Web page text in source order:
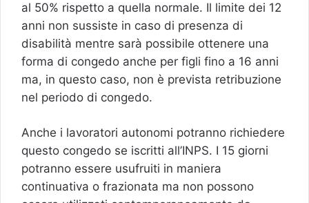
al 50% rispetto a quella normale. Il limite dei 12
anni non sussiste in caso di presenza di
disabilità mentre sarà possibile ottenere una
forma di congedo anche per figli fino a 16 anni
ma, in questo caso, non è prevista retribuzione
nel periodo di congedo.
Anche i lavoratori autonomi potranno richiedere
questo congedo se iscritti all’INPS. I 15 giorni
potranno essere usufruiti in maniera
continuativa o frazionata ma non possono